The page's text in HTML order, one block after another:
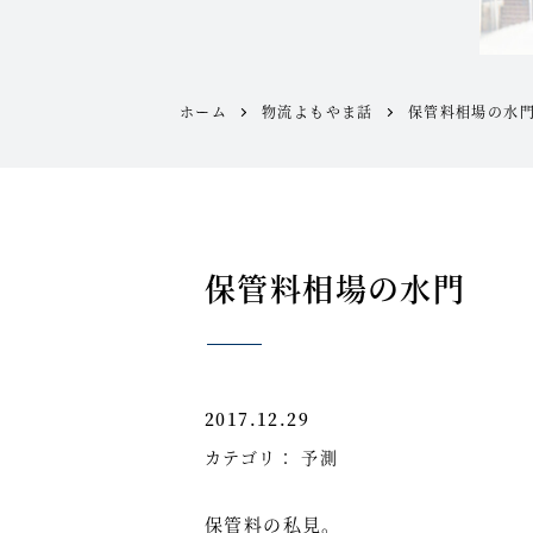
ホーム 物流よもやま話 保管料相場の水
保管料相場の水門
2017.12.29
カテゴリ：予測
保管料の私見。